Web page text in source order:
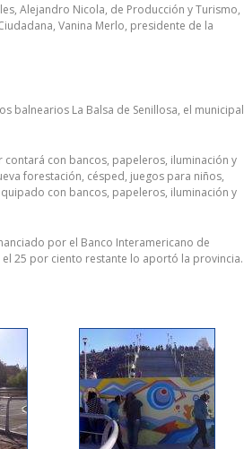
Alejandro Nicola, de Producción y Turismo,
Vanina Merlo, presidente de la
balnearios La Balsa de Senillosa, el municipal
con bancos, papeleros, iluminación y
forestación, césped, juegos para niños,
con bancos, papeleros, iluminación y
por el Banco Interamericano de
25 por ciento restante lo aportó la provincia.